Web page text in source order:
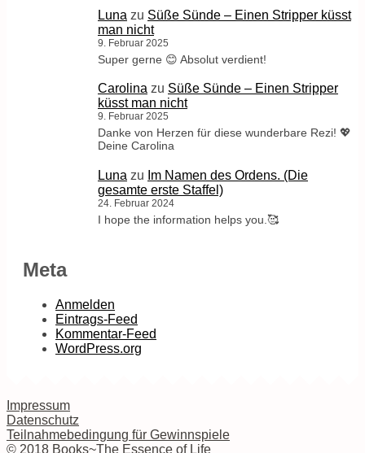
Luna zu Süße Sünde – Einen Stripper küsst
man nicht
9. Februar 2025
Super gerne 😊 Absolut verdient!
Carolina zu Süße Sünde – Einen Stripper
küsst man nicht
9. Februar 2025
Danke von Herzen für diese wunderbare Rezi! 💖
Deine Carolina
Luna zu Im Namen des Ordens. (Die
gesamte erste Staffel)
24. Februar 2024
I hope the information helps you.🥰
Meta
Anmelden
Eintrags-Feed
Kommentar-Feed
WordPress.org
Impressum
Datenschutz
Teilnahmebedingung für Gewinnspiele
© 2018 Books~The Essence of Life